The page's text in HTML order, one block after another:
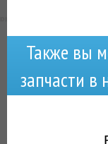
Также вы
запчасти